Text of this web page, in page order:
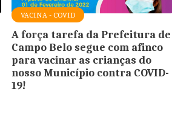
VACINA - COVID
A força tarefa da Prefeitura de
Campo Belo segue com afinco
para vacinar as crianças do
nosso Município contra COVID-
19!